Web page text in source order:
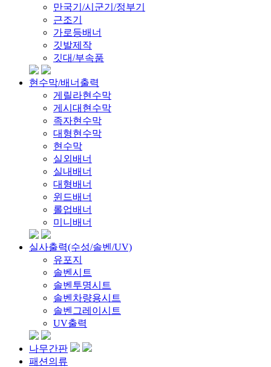
만국기/시군기/정부기
근조기
가로등배너
깃발제작
깃대/부속품
현수막/배너출력
게릴라현수막
게시대현수막
족자현수막
대형현수막
현수막
실외배너
실내배너
대형배너
윈드배너
롤업배너
미니배너
실사출력(수성/솔벤/UV)
유포지
솔벤시트
솔벤투명시트
솔벤차량용시트
솔벤그레이시트
UV출력
나무간판
패션의류